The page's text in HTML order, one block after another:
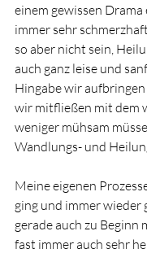
einem gewissen
immer sehr
so aber nicht sein,
auch ganz leise und
Hingabe wir
wir mitfließen mit dem
weniger mühsam
Wandlungs- und
Meine eigenen
ging und immer wieder
gerade auch zu Beginn
fast immer auch sehr